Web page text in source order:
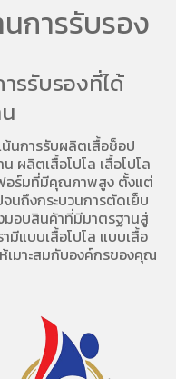
การรับรอง
รรับรองที่ได้
นการรับผลิตเสื้อช็อป
น ผลิตเสื้อโปโล เสื้อโปโล
อร์มที่มีคุณภาพสูง ตั้งแต่
นถึงกระบวนการตัดเย็บ
มอบสินค้าที่มีมาตรฐานสู่
มีแบบเสื้อโปโล แบบเสื้อ
เมาะสมกับองค์กรของคุณ